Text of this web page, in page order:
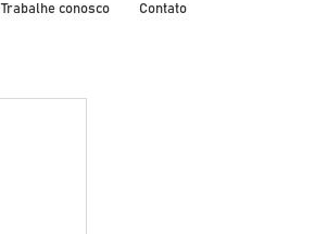
Trabalhe conosco Contato